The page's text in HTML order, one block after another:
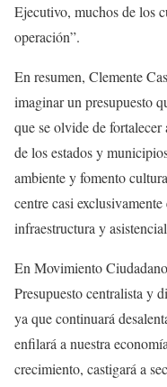
Ejecutivo, muchos de los
operación”.
En resumen, Clemente
imaginar un presupuesto
que se olvide de
de los estados y
ambiente y fomento
centre casi
infraestructura y
En Movimiento
Presupuesto centralista y
ya que continuará
enfilará a nuestra
crecimiento, castigará a